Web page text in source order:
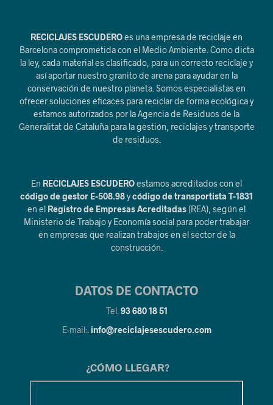
RECICLAJES ESCUDEROes una empresa de reciclaje en
Barcelona comprometida con el Medio Ambiente. Como dicta
la ley, cada material es clasificado, para un correcto reciclaje y
así aportar nuestro granito de arena para ayudar en la
conservación de nuestro planeta. Somos especialistas en
ofrecer soluciones eficaces para reciclar de forma ecológica y
estamos autorizados por la Agencia de Residuos de la
Generalitat de Cataluña para la gestión, reciclajes y transporte
de residuos.
En RECICLAJES ESCUDEROestamos acreditados con el
código de gestor E-508.98ycódigo de transportista T-1831
en el Registro de Empresas Acreditadas (REA), según el
Ministerio de Trabajo y Economía social para poder trabajar
en empresas que realizan trabajos en el sector de la
construcción.
DATOS DE CONTACTO
Tel. 93 680 18 51
E-mail:. info@reciclajesescudero.com
¿CÓMO LLEGAR?